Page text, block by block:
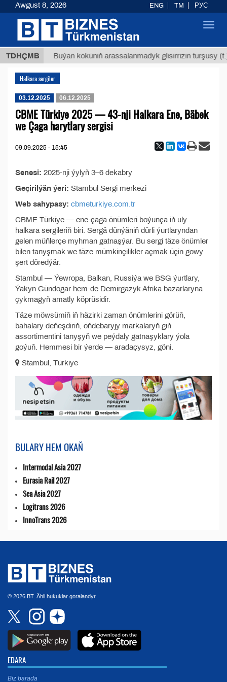
TDHÇMB
ТМТ Buýan köküniň arassalanmadyk glisirrizin turşusy (t.)
Halkara sergiler
03.12.2025 06.12.2025
CBME Türkiye 2025 — 43-nji Halkara Ene, Bäbek
we Çaga harytlary sergisi
09.09.2025 - 15:45
Senesi: 2025-nji ýylyň 3–6 dekabry
Geçirilýän ýeri: Stambul Sergi merkezi
Web sahypasy: cbmeturkiye.com.tr
CBME Türkiye — ene-çaga önümleri boýunça iň uly
halkara sergileriň biri. Sergä dünýäniň dürli ýurtlaryndan
gelen müňlerçe myhman gatnaşýar. Bu sergi täze önümler
bilen tanyşmak we täze mümkinçilikler açmak üçin gowy
şert döredýär.
Stambul — Ýewropa, Balkan, Russiýa we BSG ýurtlary,
Ýakyn Gündogar hem-de Demirgazyk Afrika bazarlaryna
çykmagyň amatly köprüsidir.
Täze möwsümiň iň häzirki zaman önümlerini görüň,
bahalary deňeşdiriň, öňdebaryjy markalaryň giň
assortimentini tanyşyň we peýdaly gatnaşyklary ýola
goýuň. Hemmesi bir ýerde — aradaçysyz, göni.
Stambul, Türkiye
BULARY HEM OKAŇ
Intermodal Asia 2027
Eurasia Rail 2027
Sea Asia 2027
Logitrans 2026
InnoTrans 2026
© 2026 BT. Ähli hukuklar goralandyr.
EDARA
Biz barada
Awgust 8, 2026 ENG TM РУС